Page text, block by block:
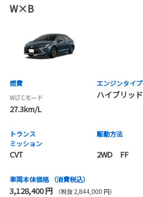
W×B
燃費
WLTCモード
27.3km/L
エンジンタイプ
ハイブリッド
トランス
ミッション
CVT
駆動方法
2WD FF
車両本体価格 （消費税込）
3,128,400 円 （税抜 2,844,000 円）